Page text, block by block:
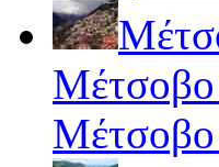
Μέτσοβο
Μέτσοβο